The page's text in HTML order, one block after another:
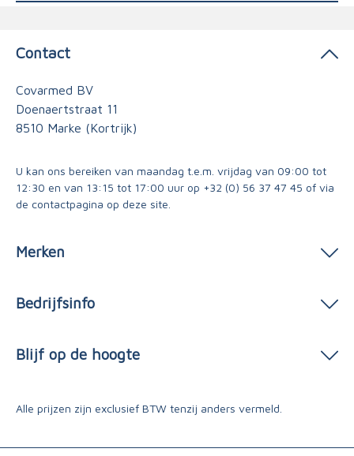
Contact
Covarmed BV
Doenaertstraat 11
8510 Marke (Kortrijk)
U kan ons bereiken van maandag t.e.m. vrijdag van 09:00 tot
12:30 en van 13:15 tot 17:00 uur op +32 (0) 56 37 47 45 of via
de contactpagina op deze site.
Merken
Bedrijfsinfo
Blijf op de hoogte
Alle prijzen zijn exclusief BTW tenzij anders vermeld.